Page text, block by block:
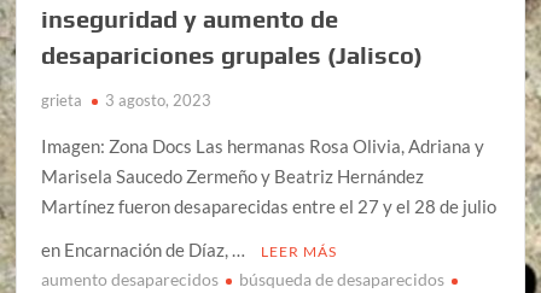
inseguridad y aumento de
desapariciones grupales (Jalisco)
grieta 3 agosto, 2023
Imagen: Zona Docs Las hermanas Rosa Olivia, Adriana y
Marisela Saucedo Zermeño y Beatriz Hernández
Martínez fueron desaparecidas entre el 27 y el 28 de julio
en Encarnación de Díaz, …
LEER MÁS
aumento desaparecidos
búsqueda de desaparecidos